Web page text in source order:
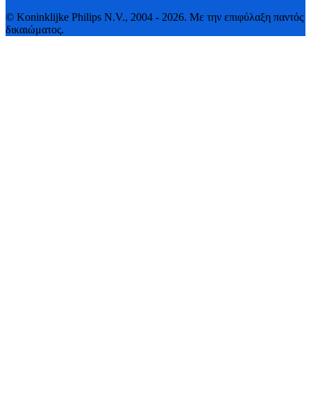
© Koninklijke Philips N.V., 2004 - 2026. Με την επιφύλαξη παντός
δικαιώματος.